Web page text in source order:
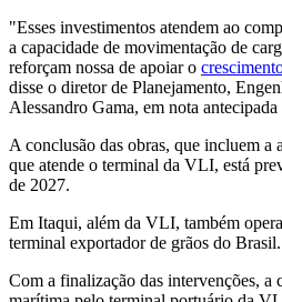
"Esses ⁠investimentos atendem ao
a capacidade de movimentação de
reforçam nossa de apoiar ‌o ⁠
disse o diretor de Planejamento,
Alessandro Gama, em nota antecipada
A conclusão das obras, que ⁠incluem a
que atende o terminal da VLI, está
‌de 2027.
Em Itaqui, além da VLI, também
terminal exportador de grãos do Brasil.
Com a finalização das intervenções, a